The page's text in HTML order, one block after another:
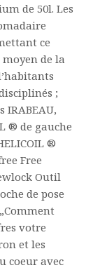
de 50l. Les
ce
de la
;
IRABEAU,
® de gauche
®
Free
Outil
de pose
votre
et les
coeur avec